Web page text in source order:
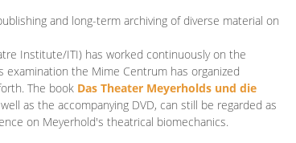
and long-term archiving of diverse material on
Institute/ITI) has worked continuously on the
the Mime Centrum has organized
The book Das Theater Meyerholds und die
as the accompanying DVD, can still be regarded as
on Meyerhold's theatrical biomechanics.